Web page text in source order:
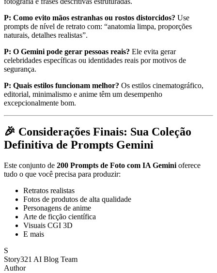
P: Como evito mãos estranhas ou rostos distorcidos? Use
prompts de nível de retrato com: “anatomia limpa, proporções
naturais, detalhes realistas”.
P: O Gemini pode gerar pessoas reais? Ele evita gerar
celebridades específicas ou identidades reais por motivos de
segurança.
P: Quais estilos funcionam melhor? Os estilos cinematográfico,
editorial, minimalismo e anime têm um desempenho
excepcionalmente bom.
🎉 Considerações Finais: Sua Coleção
Definitiva de Prompts Gemini
Este conjunto de 200 Prompts de Foto com IA Gemini oferece
tudo o que você precisa para produzir:
Retratos realistas
Fotos de produtos de alta qualidade
Personagens de anime
Arte de ficção científica
Visuais CGI 3D
E mais
S
Story321 AI Blog Team
Author